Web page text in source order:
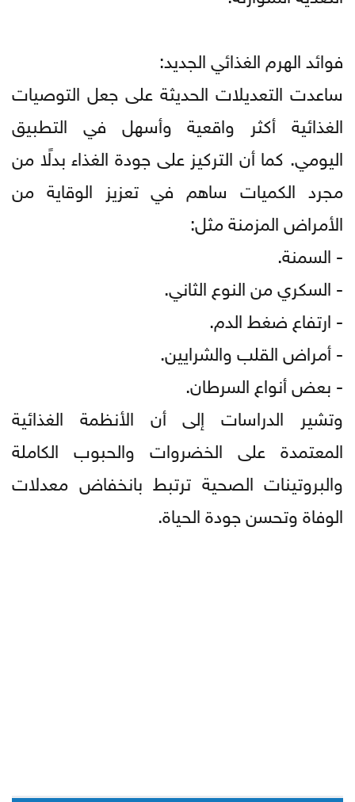
فوائد الهرم الغذائي الجديد:
ساعدت التعديلات الحديثة على جعل التوصيات
الغذائية أكثر واقعية وأسهل في التطبيق
اليومي. كما أن التركيز على جودة الغذاء بدلًا من
مجرد الكميات ساهم في تعزيز الوقاية من
الأمراض المزمنة مثل:
- السمنة.
- السكري من النوع الثاني.
- ارتفاع ضغط الدم.
- أمراض القلب والشرايين.
- بعض أنواع السرطان.
وتشير الدراسات إلى أن الأنظمة الغذائية
المعتمدة على الخضروات والحبوب الكاملة
والبروتينات الصحية ترتبط بانخفاض معدلات
الوفاة وتحسن جودة الحياة.